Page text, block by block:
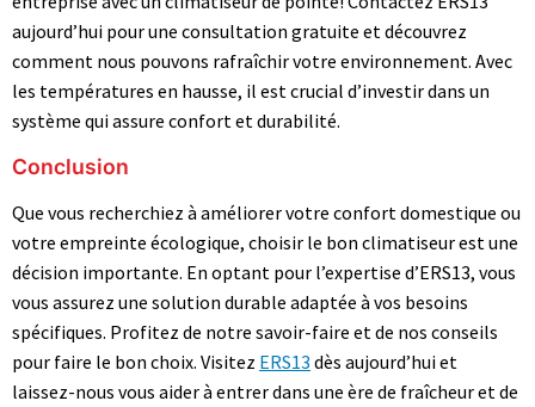
aujourd’hui pour une consultation gratuite et découvrez
comment nous pouvons rafraîchir votre environnement. Avec
les températures en hausse, il est crucial d’investir dans un
système qui assure confort et durabilité.
Conclusion
Que vous recherchiez à améliorer votre confort domestique ou
votre empreinte écologique, choisir le bon climatiseur est une
décision importante. En optant pour l’expertise d’ERS13, vous
vous assurez une solution durable adaptée à vos besoins
spécifiques. Profitez de notre savoir-faire et de nos conseils
pour faire le bon choix. Visitez ERS13 dès aujourd’hui et
laissez-nous vous aider à entrer dans une ère de fraîcheur et de